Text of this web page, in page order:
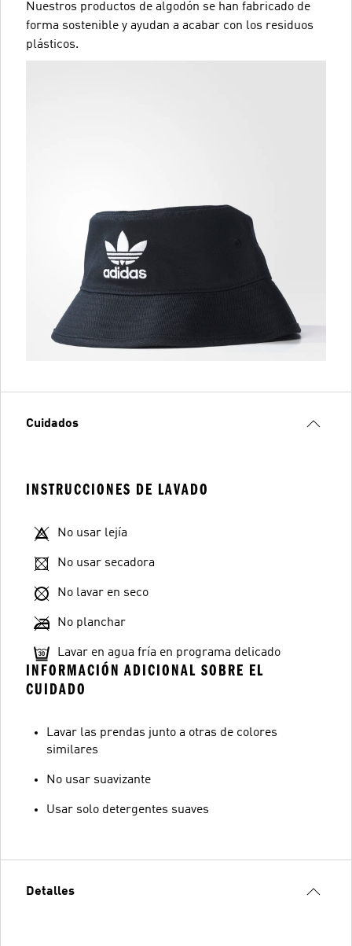
Nuestros productos de algodón se han fabricado de
forma sostenible y ayudan a acabar con los residuos
plásticos.
Cuidados
INSTRUCCIONES DE LAVADO
No usar lejía
No usar secadora
No lavar en seco
No planchar
Lavar en agua fría en programa delicado
INFORMACIÓN ADICIONAL SOBRE EL
CUIDADO
Lavar las prendas junto a otras de colores
similares
No usar suavizante
Usar solo detergentes suaves
Detalles